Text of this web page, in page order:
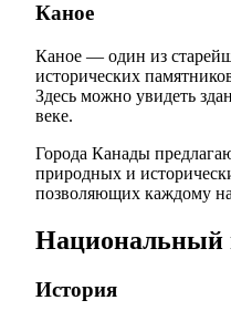
Каное
Каное — один из
исторических
Здесь можно увидеть
веке.
Города Канады
природных и
позволяющих каждому
Национальный
История